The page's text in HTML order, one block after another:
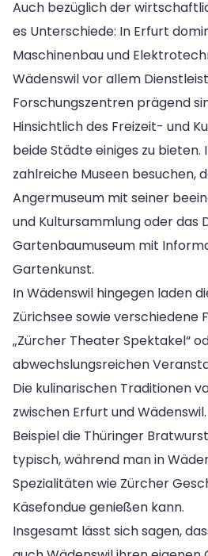
Auch bezüglich der
es Unterschiede: In Erfurt
Maschinenbau und
Wädenswil vor allem
Forschungszentren prägend
Hinsichtlich des Freizeit- und
beide Städte einiges zu bieten.
zahlreiche Museen besuchen,
Angermuseum mit seiner
und Kultursammlung oder das
Gartenbaumuseum mit
Gartenkunst.
In Wädenswil hingegen laden
Zürichsee sowie verschiedene
„Zürcher Theater Spektakel“
abwechslungsreichen
Die kulinarischen Traditionen
zwischen Erfurt und
Beispiel die Thüringer
typisch, während man in
Spezialitäten wie Zürcher
Käsefondue genießen kann.
Insgesamt lässt sich sagen,